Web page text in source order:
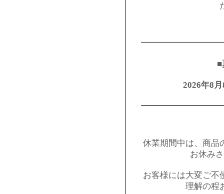
■
2026年8
休業期間中は、商品
お休み
お客様には大変ご不
理解の程